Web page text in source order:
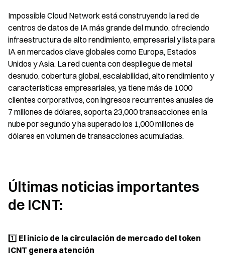
Impossible Cloud Network está construyendo la red de
centros de datos de IA más grande del mundo, ofreciendo
infraestructura de alto rendimiento, empresarial y lista para
IA en mercados clave globales como Europa, Estados
Unidos y Asia. La red cuenta con despliegue de metal
desnudo, cobertura global, escalabilidad, alto rendimiento y
características empresariales, ya tiene más de 1000
clientes corporativos, con ingresos recurrentes anuales de
7 millones de dólares, soporta 23,000 transacciones en la
nube por segundo y ha superado los 1,000 millones de
dólares en volumen de transacciones acumuladas.
Últimas noticias importantes
de ICNT:
1️⃣ El inicio de la circulación de mercado del token
ICNT genera atención